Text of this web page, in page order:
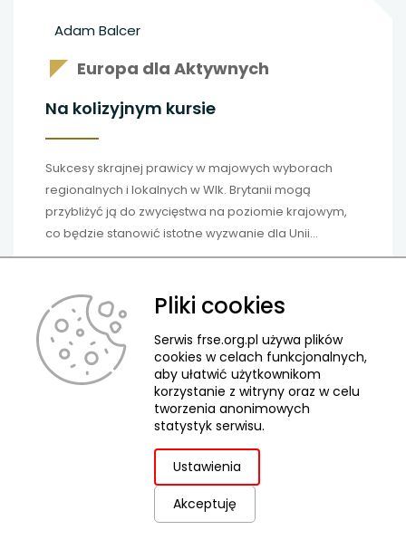
Adam Balcer
Europa dla Aktywnych
Na kolizyjnym kursie
Sukcesy skrajnej prawicy w majowych wyborach
regionalnych i lokalnych w Wlk. Brytanii mogą
przybliżyć ją do zwycięstwa na poziomie krajowym,
co będzie stanowić istotne wyzwanie dla Unii
Europejskiej
Wawrzyniec Pater
Pliki cookies
Serwis frse.org.pl używa plików
cookies w celach funkcjonalnych,
aby ułatwić użytkownikom
korzystanie z witryny oraz w celu
tworzenia anonimowych
statystyk serwisu.
Ustawienia
Akceptuję